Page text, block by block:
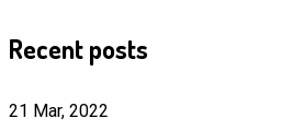
Recent posts
21 Mar, 2022